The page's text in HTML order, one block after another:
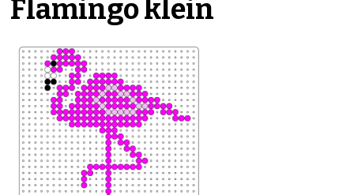
Flamingo klein